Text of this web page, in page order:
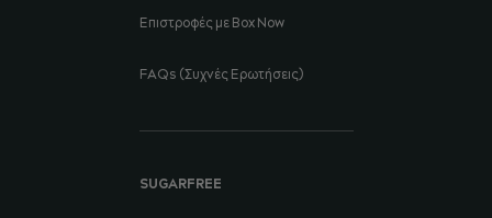
Επιστροφές με Box Now
FAQs (Συχνές Ερωτήσεις)
SUGARFREE